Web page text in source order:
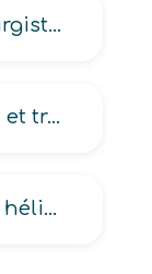
Ingénieur énergie, plasturgiste, process, produit de production
Chef du service entretien et travaux neufs, entretien technique voirie
Conducteur (flexographe, héliogravure, offset, offset monocouleur, rotativiste, tireur-sérigraphe)